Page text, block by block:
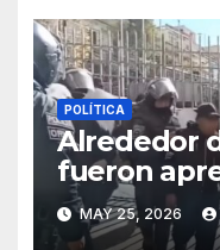
POLÍTICA
Alrededor
fueron
gasifica e
MAY 25, 2026